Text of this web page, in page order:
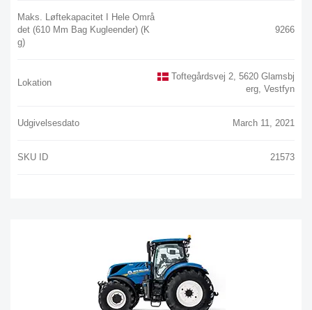
Maks. Løftekapacitet I Hele Områ
Det (610 Mm Bag Kugleender) (k
G)
9266
Lokation
Toftegårdsvej 2, 5620 Glamsbj
Erg, Vestfyn
Udgivelsesdato March 11, 2021
SKU ID 21573